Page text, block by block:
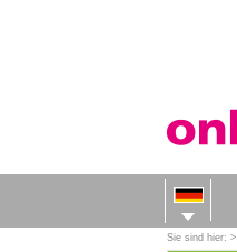
Sie sind hier: >